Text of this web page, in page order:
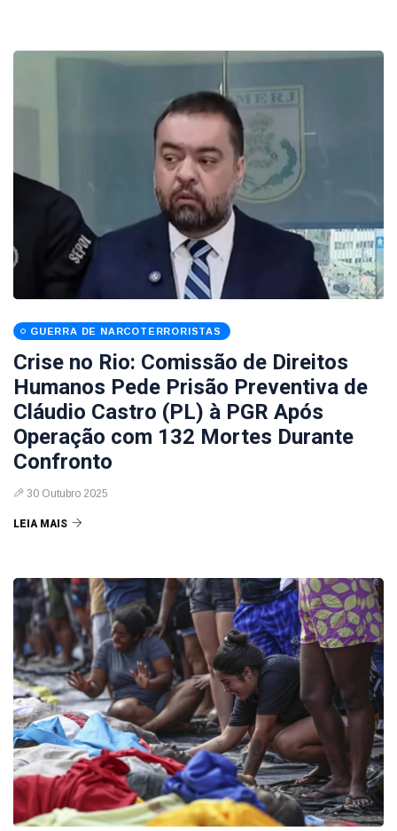
GUERRA DE NARCOTERRORISTAS
Crise no Rio: Comissão de Direitos
Humanos Pede Prisão Preventiva de
Cláudio Castro (PL) à PGR Após
Operação com 132 Mortes Durante
Confronto
30 Outubro 2025
LEIA MAIS